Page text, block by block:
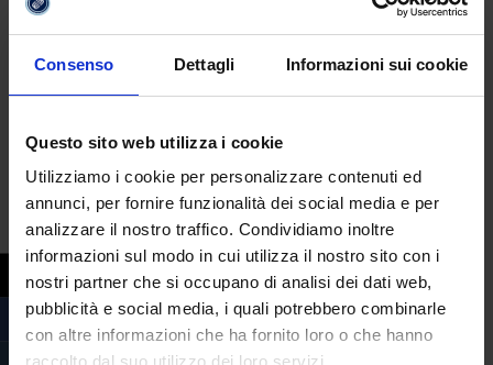
Consenso Dettagli Informazioni sui cookie
Questo sito web utilizza i cookie
Utilizziamo i cookie per personalizzare contenuti ed
annunci, per fornire funzionalità dei social media e per
analizzare il nostro traffico. Condividiamo inoltre
informazioni sul modo in cui utilizza il nostro sito con i
nostri partner che si occupano di analisi dei dati web,
pubblicità e social media, i quali potrebbero combinarle
con altre informazioni che ha fornito loro o che hanno
raccolto dal suo utilizzo dei loro servizi.
cinema.